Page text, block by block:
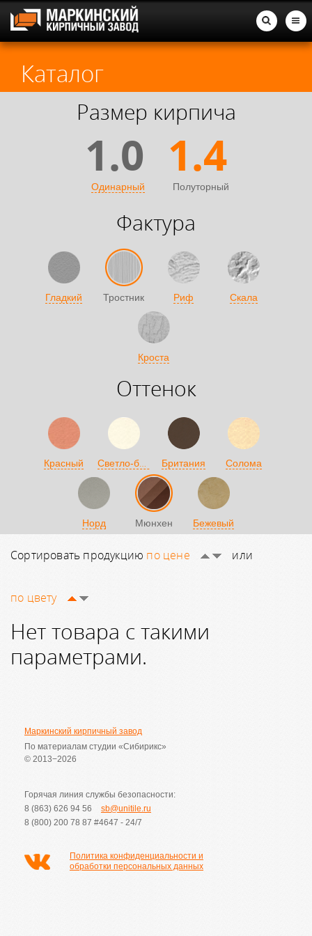
Каталог
Размер кирпича
1.0
Одинарный
1.4
Полуторный
Фактура
Гладкий Тростник Риф Скала
Кроста
Оттенок
Красный Светло-бежевый Британия Солома
Норд Мюнхен Бежевый
Сортировать продукцию по цене или
по цвету
Нет товара с такими
параметрами.
Маркинский кирпичный завод
По материалам студии «Сибирикс»
© 2013−2026
Горячая линия службы безопасности:
8 (863) 626 94 56
sb@unitile.ru
8 (800) 200 78 87 #4647 - 24/7
Политика конфиденциальности и
обработки персональных данных